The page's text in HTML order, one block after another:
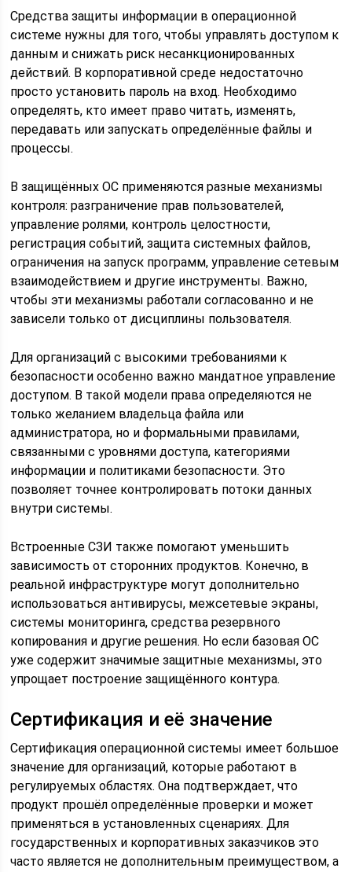
Средства защиты информации в операционной
системе нужны для того, чтобы управлять доступом к
данным и снижать риск несанкционированных
действий. В корпоративной среде недостаточно
просто установить пароль на вход. Необходимо
определять, кто имеет право читать, изменять,
передавать или запускать определённые файлы и
процессы.
В защищённых ОС применяются разные механизмы
контроля: разграничение прав пользователей,
управление ролями, контроль целостности,
регистрация событий, защита системных файлов,
ограничения на запуск программ, управление сетевым
взаимодействием и другие инструменты. Важно,
чтобы эти механизмы работали согласованно и не
зависели только от дисциплины пользователя.
Для организаций с высокими требованиями к
безопасности особенно важно мандатное управление
доступом. В такой модели права определяются не
только желанием владельца файла или
администратора, но и формальными правилами,
связанными с уровнями доступа, категориями
информации и политиками безопасности. Это
позволяет точнее контролировать потоки данных
внутри системы.
Встроенные СЗИ также помогают уменьшить
зависимость от сторонних продуктов. Конечно, в
реальной инфраструктуре могут дополнительно
использоваться антивирусы, межсетевые экраны,
системы мониторинга, средства резервного
копирования и другие решения. Но если базовая ОС
уже содержит значимые защитные механизмы, это
упрощает построение защищённого контура.
Сертификация и её значение
Сертификация операционной системы имеет большое
значение для организаций, которые работают в
регулируемых областях. Она подтверждает, что
продукт прошёл определённые проверки и может
применяться в установленных сценариях. Для
государственных и корпоративных заказчиков это
часто является не дополнительным преимуществом, а